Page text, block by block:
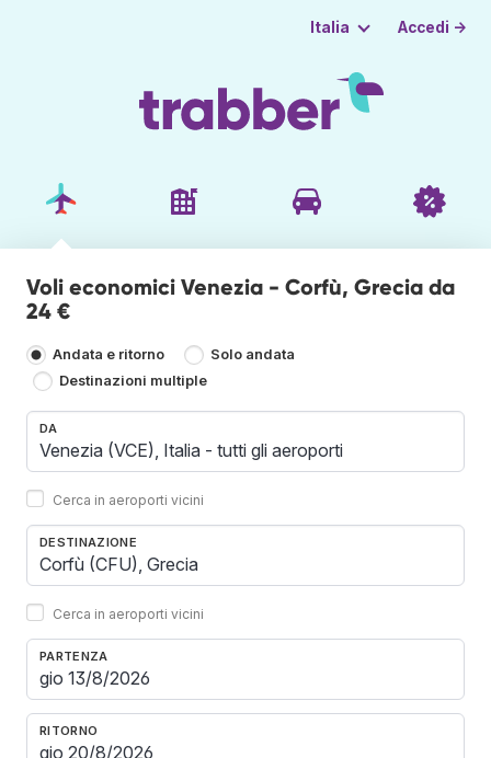
Italia Accedi →
Voli economici Venezia - Corfù, Grecia da
24 €
Andata e ritorno
Solo andata
Destinazioni multiple
DA
Cerca in aeroporti vicini
DESTINAZIONE
Cerca in aeroporti vicini
PARTENZA
RITORNO